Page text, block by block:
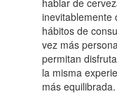
inevitablemente
hábitos de
vez más
permitan
la misma
más equilibrada.